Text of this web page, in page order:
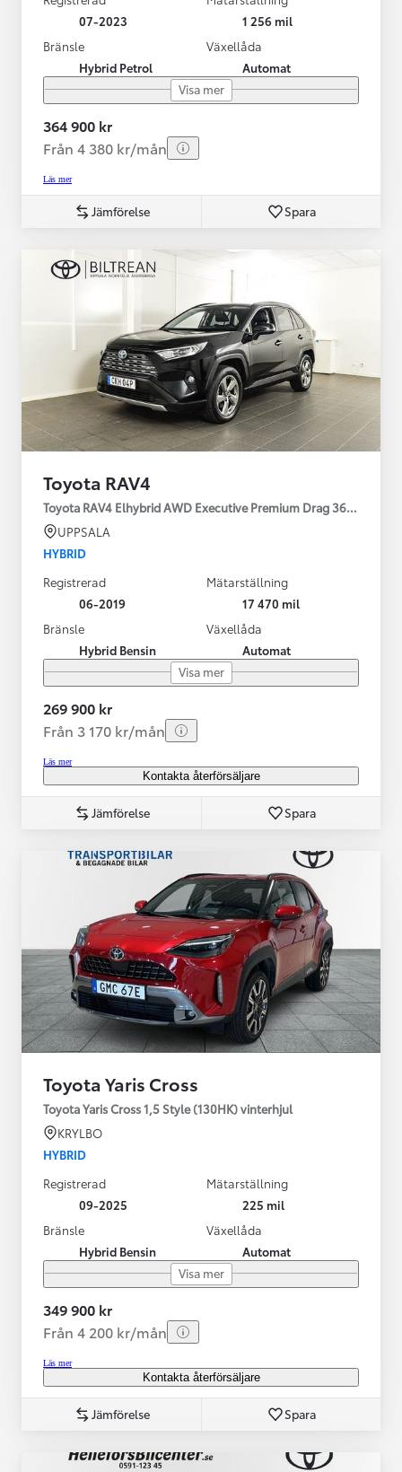
07-2023
1 256 mil
Bränsle
Hybrid Petrol
Växellåda
Automat
Visa mer
364 900 kr
Från 4 380 kr/mån
Läs mer
Jämförelse Spara
Toyota RAV4
Toyota RAV4 Elhybrid AWD Executive Premium Drag 360-kamera
UPPSALA
HYBRID
Registrerad
06-2019
Mätarställning
17 470 mil
Bränsle
Hybrid Bensin
Växellåda
Automat
Visa mer
269 900 kr
Från 3 170 kr/mån
Läs mer
Kontakta återförsäljare
Jämförelse Spara
Toyota Yaris Cross
Toyota Yaris Cross 1,5 Style (130HK) vinterhjul
KRYLBO
HYBRID
Registrerad
09-2025
Mätarställning
225 mil
Bränsle
Hybrid Bensin
Växellåda
Automat
Visa mer
349 900 kr
Från 4 200 kr/mån
Läs mer
Kontakta återförsäljare
Jämförelse Spara